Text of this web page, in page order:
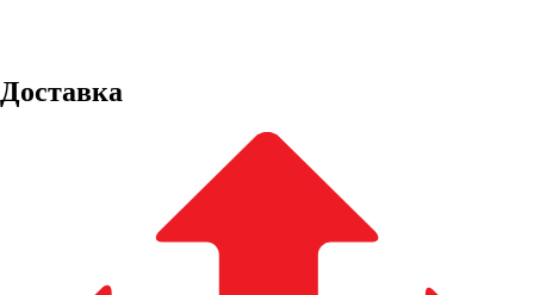
Доставка